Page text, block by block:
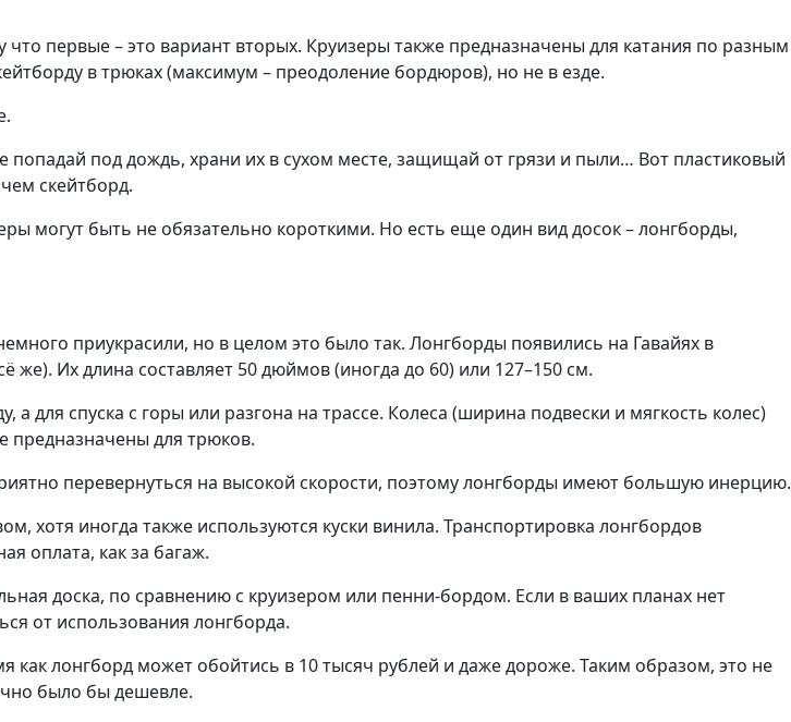
первые – это вариант вторых. Круизеры также предназначены для катания по разным
в трюках (максимум – преодоление бордюров), но не в езде.
под дождь, храни их в сухом месте, защищай от грязи и пыли… Вот пластиковый
скейтборд.
могут быть не обязательно короткими. Но есть еще один вид досок – лонгборды,
приукрасили, но в целом это было так. Лонгборды появились на Гавайях в
же). Их длина составляет 50 дюймов (иногда до 60) или 127–150 см.
для спуска с горы или разгона на трассе. Колеса (ширина подвески и мягкость колес)
предназначены для трюков.
перевернуться на высокой скорости, поэтому лонгборды имеют большую инерцию.
хотя иногда также используются куски винила. Транспортировка лонгбордов
оплата, как за багаж.
доска, по сравнению с круизером или пенни-бордом. Если в ваших планах нет
от использования лонгборда.
как лонгборд может обойтись в 10 тысяч рублей и даже дороже. Таким образом, это не
было бы дешевле.